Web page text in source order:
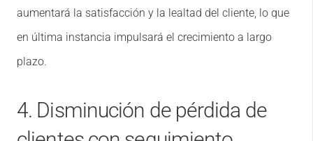
aumentará la satisfacción y la lealtad del cliente, lo que
en última instancia impulsará el crecimiento a largo
plazo.
4. Disminución de pérdida de